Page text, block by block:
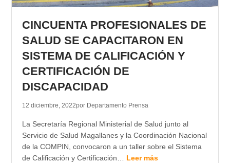
CINCUENTA PROFESIONALES DE
SALUD SE CAPACITARON EN
SISTEMA DE CALIFICACIÓN Y
CERTIFICACIÓN DE
DISCAPACIDAD
12 diciembre, 2022por Departamento Prensa
La Secretaría Regional Ministerial de Salud junto al
Servicio de Salud Magallanes y la Coordinación Nacional
de la COMPIN, convocaron a un taller sobre el Sistema
de Calificación y Certificación… Leer más